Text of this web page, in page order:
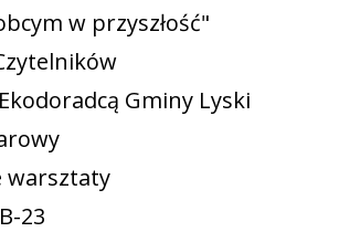
w przyszłość"
Gminy Lyski
warsztaty
23